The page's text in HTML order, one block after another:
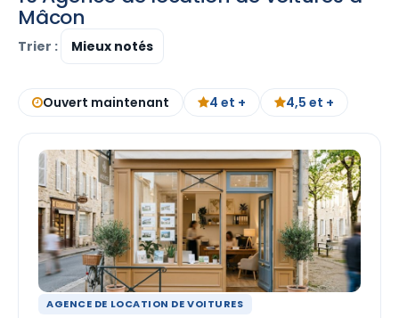
Mâcon
Trier :
Ouvert maintenant 4 et + 4,5 et +
AGENCE DE LOCATION DE VOITURES